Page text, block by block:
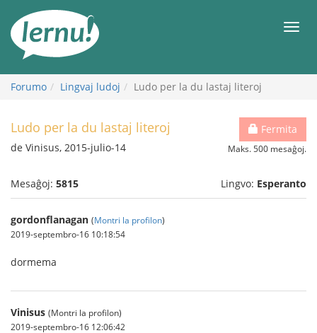
enhavo
Forumo Lingvaj ludoj Ludo per la du lastaj literoj
Fermita
Maks. 500 mesaĝoj.
Ludo per la du lastaj literoj
de Vinisus, 2015-julio-14
Mesaĝoj: 5815 Lingvo: Esperanto
gordonflanagan (Montri la profilon)
2019-septembro-16 10:18:54
dormema
Vinisus (Montri la profilon)
2019-septembro-16 12:06:42